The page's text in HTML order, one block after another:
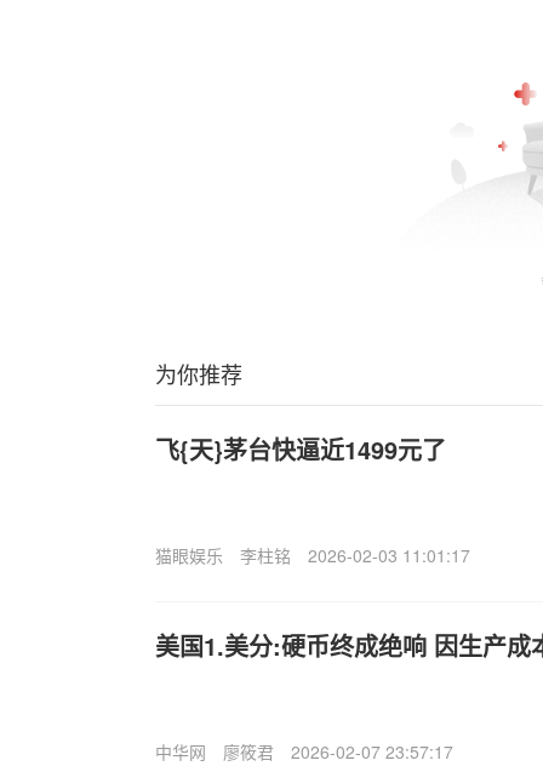
为你推荐
飞{天}茅台快逼近1499元了
猫眼娱乐 李柱铭 2026-02-03 11:01:17
美国1.美分:硬币终成绝响 因生产成
中华网 廖筱君 2026-02-07 23:57:17